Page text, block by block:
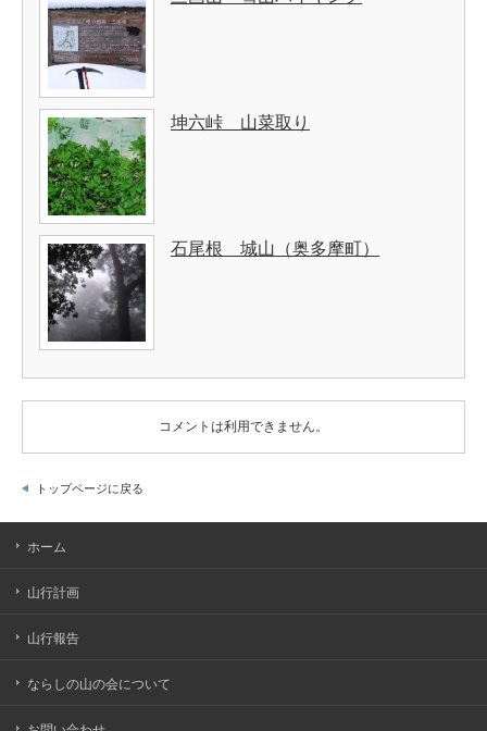
坤六峠 山菜取り
石尾根 城山（奥多摩町）
コメントは利用できません。
トップページに戻る
ホーム
山行計画
山行報告
ならしの山の会について